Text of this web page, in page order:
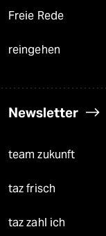
Freie Rede
reingehen
Newsletter
team zukunft
taz frisch
taz zahl ich